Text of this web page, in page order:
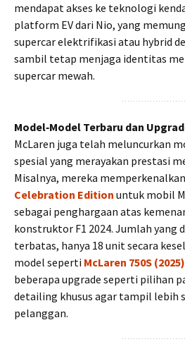
mendapat akses ke teknologi
platform EV dari Nio, yang
supercar elektrifikasi atau hybrid
sambil tetap menjaga identitas
supercar mewah.
Model‑Model Terbaru dan
McLaren juga telah meluncurkan
spesial yang merayakan prestasi
Misalnya, mereka
Celebration Edition untuk mobil
sebagai penghargaan atas
konstruktor F1 2024. Jumlah yang
terbatas, hanya 18 unit secara
model seperti McLaren 750S (2025)
beberapa upgrade seperti pilihan
detailing khusus agar tampil lebih
pelanggan.